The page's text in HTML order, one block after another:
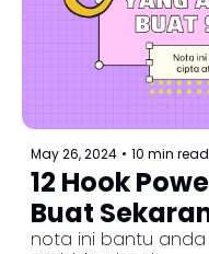
May 26, 2024 • 10 min read
12 Hook
Buat
nota ini bantu anda